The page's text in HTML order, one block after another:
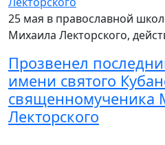
25 мая в православной
Михаила Лекторского,
Прозвенел
имени святого
священномученика
Лекторского